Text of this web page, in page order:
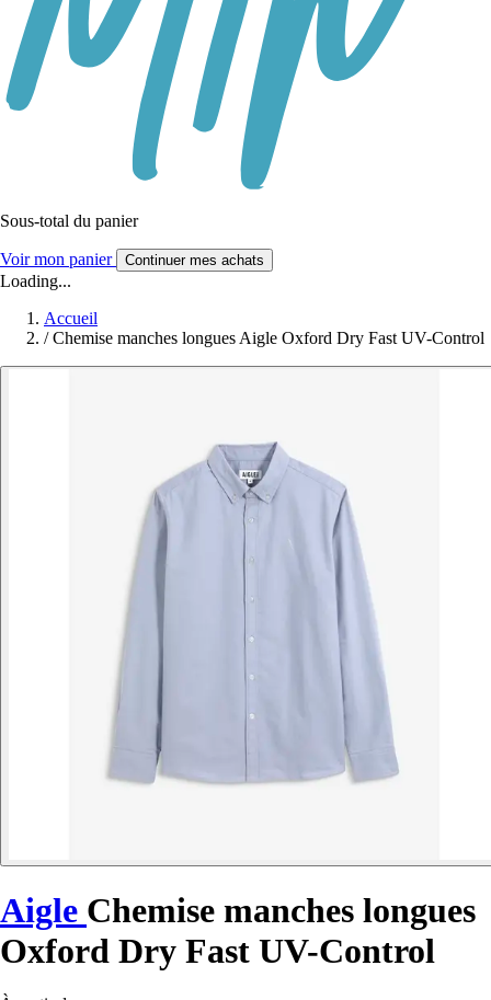
Sous-total du panier
Voir mon panier Continuer mes achats
Loading...
Accueil
/ Chemise manches longues Aigle Oxford Dry Fast UV-Control
Aigle Chemise manches longues
Oxford Dry Fast UV-Control